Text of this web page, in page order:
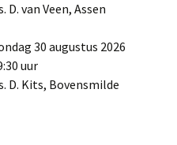
D. van Veen, Assen
30 augustus 2026
uur
D. Kits, Bovensmilde